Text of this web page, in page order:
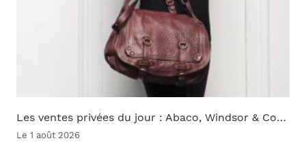
Les ventes privées du jour : Abaco, Windsor & Co…
Le 1 août 2026